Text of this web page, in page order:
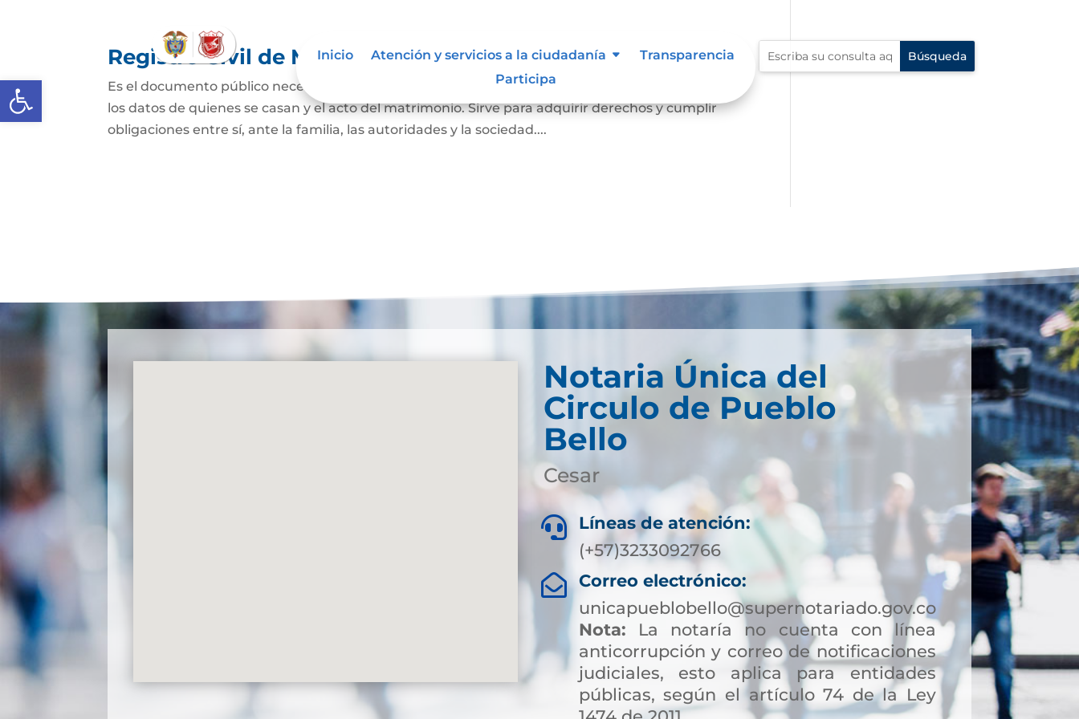
Abrir barra de herramientas
Inicio Atención y servicios a la ciudadanía
Transparencia
Participa
Registro Civil de Matrimonio
Es el documento público necesario para probar que una persona está casada. En él se registran
los datos de quienes se casan y el acto del matrimonio. Sirve para adquirir derechos y cumplir
obligaciones entre sí, ante la familia, las autoridades y la sociedad....
Notaria Única del
Circulo de Pueblo
Bello
Cesar

Líneas de atención:
(+57)3233092766

Correo electrónico:
unicapueblobello@supernotariado.gov.co
Nota: La notaría no cuenta con línea
anticorrupción y correo de notificaciones
judiciales, esto aplica para entidades
públicas, según el artículo 74 de la Ley